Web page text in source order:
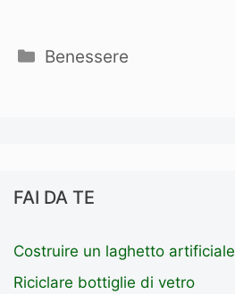
Categorie
Benessere
FAI DA TE
Costruire un laghetto artificiale
Riciclare bottiglie di vetro